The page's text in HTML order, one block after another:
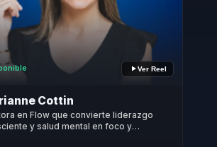
Ver Reel
Cottin
en Flow que convierte liderazgo
y salud mental en foco y
para lideres y equipos de alto